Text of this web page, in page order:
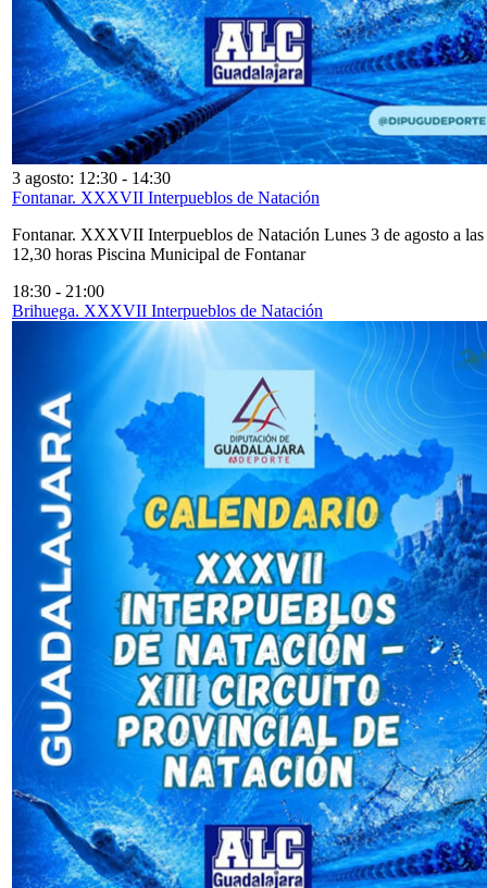
3 agosto: 12:30 - 14:30
Fontanar. XXXVII Interpueblos de Natación
Fontanar. XXXVII Interpueblos de Natación Lunes 3 de agosto a las
12,30 horas Piscina Municipal de Fontanar
18:30 - 21:00
Brihuega. XXXVII Interpueblos de Natación